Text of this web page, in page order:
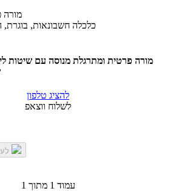
מורה
כלכלה חשבונאות, בוגרת,
מורה פרטית ומתרגלת מנוסה עם שיטות
להציג טלפון
לשלוח ווצאפ
עמוד 1 מתוך 1